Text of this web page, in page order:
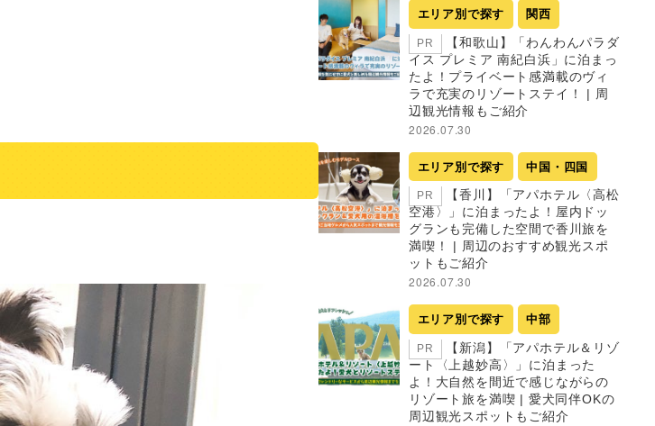
エリア別で探す 関西
PR
【和歌山】「わんわんパラダ
イス プレミア 南紀白浜」に泊まっ
たよ！プライベート感満載のヴィ
ラで充実のリゾートステイ！ | 周
辺観光情報もご紹介
2026.07.30
エリア別で探す 中国・四国
PR
【香川】「アパホテル〈高松
空港〉」に泊まったよ！屋内ドッ
グランも完備した空間で香川旅を
満喫！ | 周辺のおすすめ観光スポ
ットもご紹介
2026.07.30
エリア別で探す 中部
PR
【新潟】「アパホテル＆リゾ
ート〈上越妙高〉」に泊まった
よ！大自然を間近で感じながらの
リゾート旅を満喫 | 愛犬同伴OKの
周辺観光スポットもご紹介